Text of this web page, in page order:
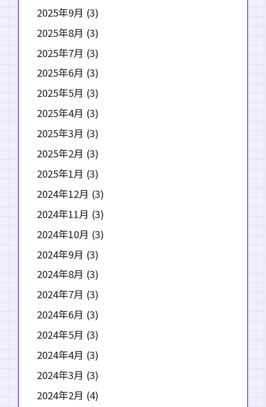
2025年9月 (3)
2025年8月 (3)
2025年7月 (3)
2025年6月 (3)
2025年5月 (3)
2025年4月 (3)
2025年3月 (3)
2025年2月 (3)
2025年1月 (3)
2024年12月 (3)
2024年11月 (3)
2024年10月 (3)
2024年9月 (3)
2024年8月 (3)
2024年7月 (3)
2024年6月 (3)
2024年5月 (3)
2024年4月 (3)
2024年3月 (3)
2024年2月 (4)